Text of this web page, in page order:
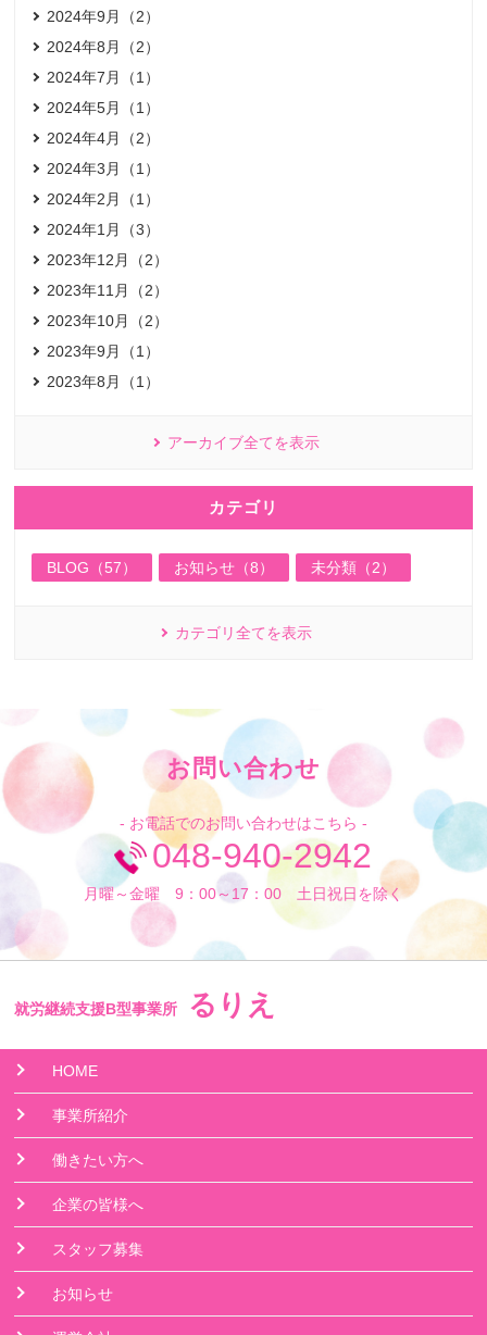
2024年9月（2）
2024年8月（2）
2024年7月（1）
2024年5月（1）
2024年4月（2）
2024年3月（1）
2024年2月（1）
2024年1月（3）
2023年12月（2）
2023年11月（2）
2023年10月（2）
2023年9月（1）
2023年8月（1）
アーカイブ全てを表示
カテゴリ
BLOG（57） お知らせ（8） 未分類（2）
カテゴリ全てを表示
お問い合わせ
- お電話でのお問い合わせはこちら -
048-940-2942
月曜～金曜 9：00～17：00 土日祝日を除く
就労継続支援B型事業所 るりえ
HOME
事業所紹介
働きたい方へ
企業の皆様へ
スタッフ募集
お知らせ